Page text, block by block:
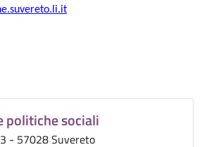
politiche sociali
- 57028 Suvereto